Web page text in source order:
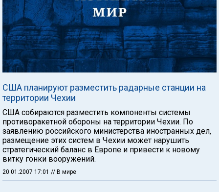
США планируют разместить радарные станции на
территории Чехии
США собираются разместить компоненты системы
противоракетной обороны на территории Чехии. По
заявлению российского министерства иностранных дел,
размещение этих систем в Чехии может нарушить
стратегический баланс в Европе и привести к новому
витку гонки вооружений.
20.01.2007 17:01 // В мире